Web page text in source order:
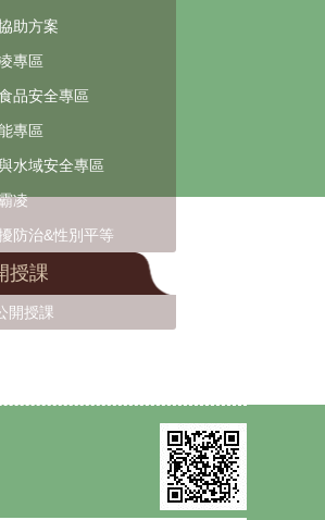
助方案
專區
品安全專區
專區
水域安全專區
凌
防治&性別平等
授課
開授課